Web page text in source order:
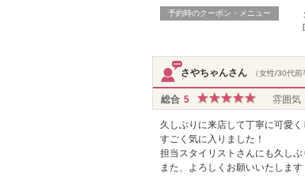
予約時のクーポン・メニュー
さやちゃんさん （女性/30代前
総合 5 雰囲気
久しぶりに来店して丁寧に可愛
すごく気に入りました！
担当スタイリストさんにも久しぶ
また、よろしくお願いいたします